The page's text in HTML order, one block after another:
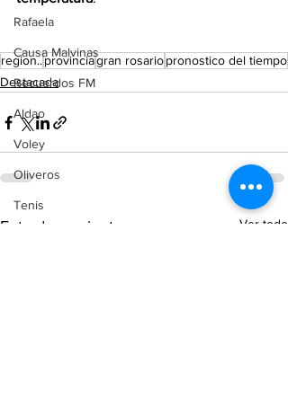
Rafaela
Causa Malvinas
Recuerdos FM
Aldao
Voley
Oliveros
Tenis
region..provinciagran rosariopronostico del tiempo
Destacada
Entradas recientes Ver todo